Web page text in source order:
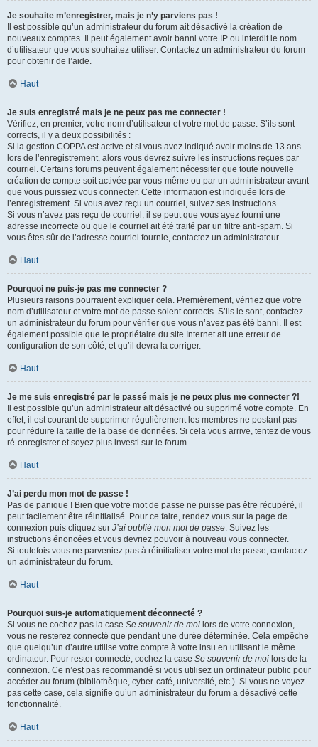
Je souhaite m’enregistrer, mais je n’y parviens pas !
Il est possible qu’un administrateur du forum ait désactivé la création de
nouveaux comptes. Il peut également avoir banni votre IP ou interdit le nom
d’utilisateur que vous souhaitez utiliser. Contactez un administrateur du forum
pour obtenir de l’aide.
Haut
Je suis enregistré mais je ne peux pas me connecter !
Vérifiez, en premier, votre nom d’utilisateur et votre mot de passe. S’ils sont
corrects, il y a deux possibilités :
Si la gestion COPPA est active et si vous avez indiqué avoir moins de 13 ans
lors de l’enregistrement, alors vous devrez suivre les instructions reçues par
courriel. Certains forums peuvent également nécessiter que toute nouvelle
création de compte soit activée par vous-même ou par un administrateur avant
que vous puissiez vous connecter. Cette information est indiquée lors de
l’enregistrement. Si vous avez reçu un courriel, suivez ses instructions.
Si vous n’avez pas reçu de courriel, il se peut que vous ayez fourni une
adresse incorrecte ou que le courriel ait été traité par un filtre anti-spam. Si
vous êtes sûr de l’adresse courriel fournie, contactez un administrateur.
Haut
Pourquoi ne puis-je pas me connecter ?
Plusieurs raisons pourraient expliquer cela. Premièrement, vérifiez que votre
nom d’utilisateur et votre mot de passe soient corrects. S’ils le sont, contactez
un administrateur du forum pour vérifier que vous n’avez pas été banni. Il est
également possible que le propriétaire du site Internet ait une erreur de
configuration de son côté, et qu’il devra la corriger.
Haut
Je me suis enregistré par le passé mais je ne peux plus me connecter ?!
Il est possible qu’un administrateur ait désactivé ou supprimé votre compte. En
effet, il est courant de supprimer régulièrement les membres ne postant pas
pour réduire la taille de la base de données. Si cela vous arrive, tentez de vous
ré-enregistrer et soyez plus investi sur le forum.
Haut
J’ai perdu mon mot de passe !
Pas de panique ! Bien que votre mot de passe ne puisse pas être récupéré, il
peut facilement être réinitialisé. Pour ce faire, rendez vous sur la page de
connexion puis cliquez sur J’ai oublié mon mot de passe. Suivez les
instructions énoncées et vous devriez pouvoir à nouveau vous connecter.
Si toutefois vous ne parveniez pas à réinitialiser votre mot de passe, contactez
un administrateur du forum.
Haut
Pourquoi suis-je automatiquement déconnecté ?
Si vous ne cochez pas la case Se souvenir de moi lors de votre connexion,
vous ne resterez connecté que pendant une durée déterminée. Cela empêche
que quelqu’un d’autre utilise votre compte à votre insu en utilisant le même
ordinateur. Pour rester connecté, cochez la case Se souvenir de moi lors de la
connexion. Ce n’est pas recommandé si vous utilisez un ordinateur public pour
accéder au forum (bibliothèque, cyber-café, université, etc.). Si vous ne voyez
pas cette case, cela signifie qu’un administrateur du forum a désactivé cette
fonctionnalité.
Haut